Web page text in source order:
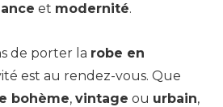
et modernité.
de porter la robe en
est au rendez-vous. Que
bohème, vintage ou urbain,